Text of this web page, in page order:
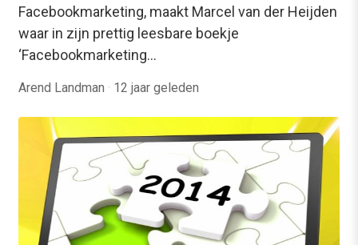
Facebookmarketing, maakt Marcel van der Heijden
waar in zijn prettig leesbare boekje
‘Facebookmarketing…
Arend Landman · 12 jaar geleden